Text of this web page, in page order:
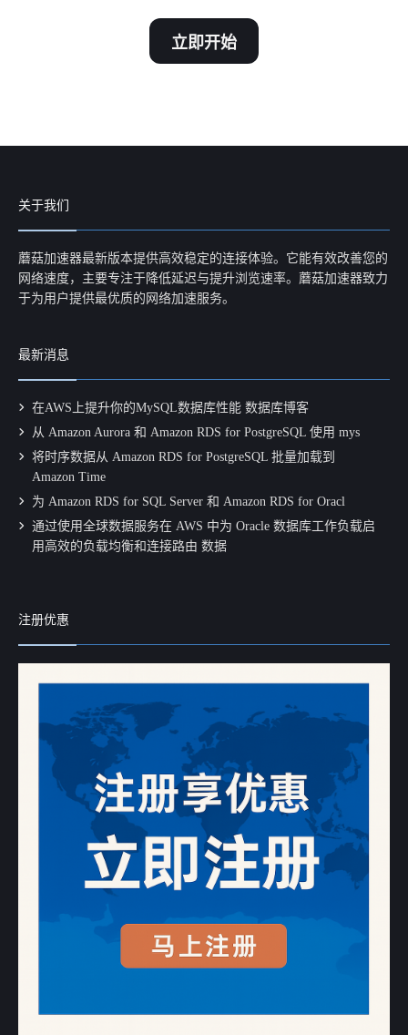
立即开始
关于我们
蘑菇加速器最新版本提供高效稳定的连接体验。它能有效改善您的
网络速度，主要专注于降低延迟与提升浏览速率。蘑菇加速器致力
于为用户提供最优质的网络加速服务。
最新消息
在AWS上提升你的MySQL数据库性能 数据库博客
从 Amazon Aurora 和 Amazon RDS for PostgreSQL 使用 mys
将时序数据从 Amazon RDS for PostgreSQL 批量加载到
Amazon Time
为 Amazon RDS for SQL Server 和 Amazon RDS for Oracl
通过使用全球数据服务在 AWS 中为 Oracle 数据库工作负载启
用高效的负载均衡和连接路由 数据
注册优惠